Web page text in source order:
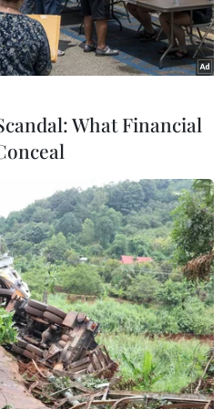
được cho là sử dụng để vận
Yonhap/TTXVN)
Mỹ thông báo quốc gia
sở hữu một tàu chở
What Financial